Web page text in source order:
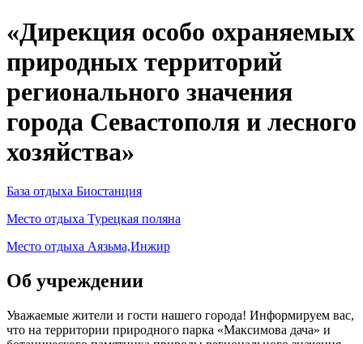
«Дирекция особо охраняемых
природных территорий
регионального значения
города Севастополя и лесного
хозяйства»
База отдыха Биостанция
Место отдыха Турецкая поляна
Место отдыха Аязьма,Инжир
Об учреждении
Уважаемые жители и гости нашего города! Информируем вас,
что на территории природного парка «Максимова дача» и